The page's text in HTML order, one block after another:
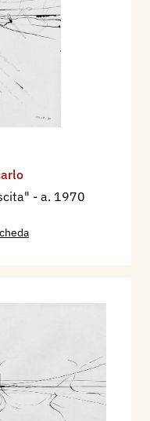
- a. 1970